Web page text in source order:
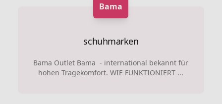
Bama
schuhmarken
Bama Outlet Bama - international bekannt für
hohen Tragekomfort. WIE FUNKTIONIERT ...